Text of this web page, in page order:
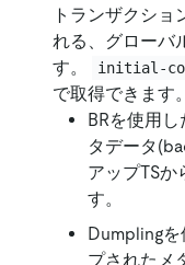
トランザクショ
れる、グローバ
す。
initial-
で取得できます。
BRを使用
タデータ
アップTSか
す。
Dumpling
プされたメ